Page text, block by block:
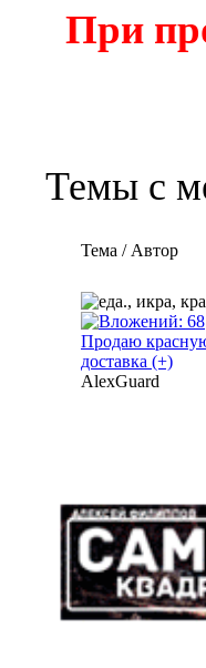
При
Темы с
Тема / Автор
Продаю
доставка (+)
AlexGuard